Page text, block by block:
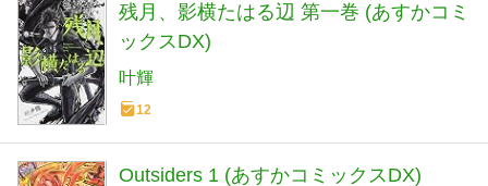
残月、影横たはる辺 第一巻 (あすかコミ
ックスDX)
叶輝
12
Outsiders 1 (あすかコミックスDX)